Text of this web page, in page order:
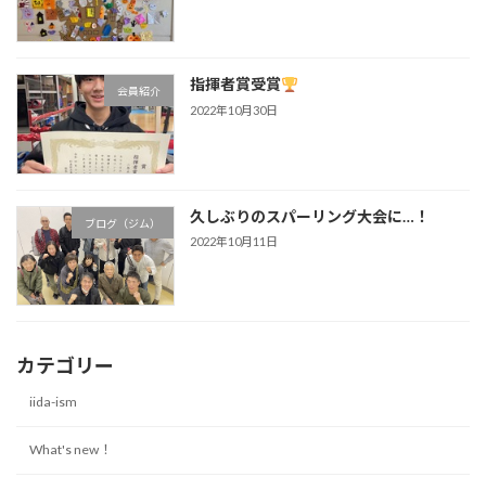
会員紹介 指揮者賞受賞
2022年10月30日
ブログ（ジム） 久しぶりのスパーリング大会に…！
2022年10月11日
カテゴリー
iida-ism
What's new！